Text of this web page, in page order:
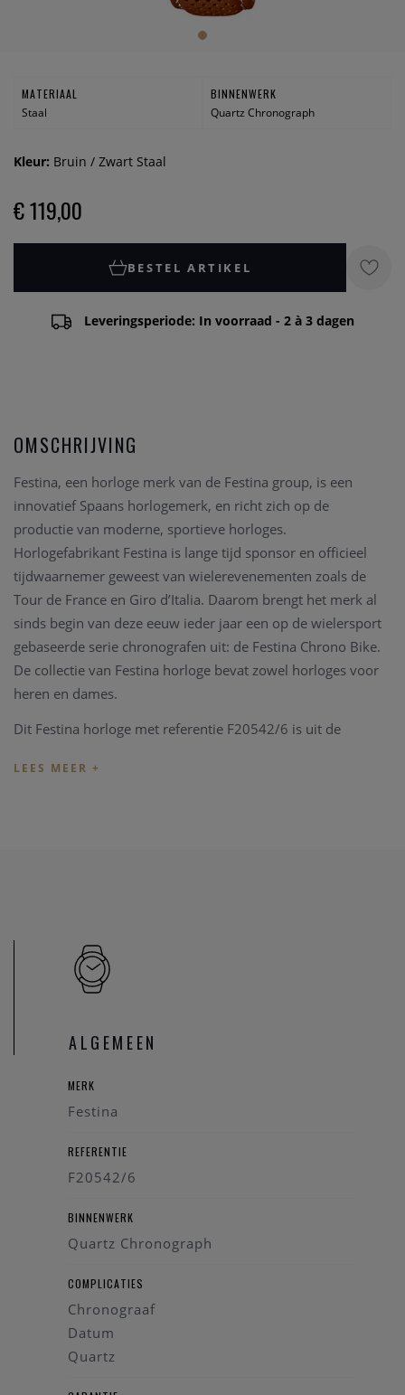
MATERIAAL
Staal
BINNENWERK
Quartz Chronograph
Kleur: Bruin / Zwart Staal
€ 119,00
BESTEL ARTIKEL
Leveringsperiode: In voorraad - 2 à 3 dagen
OMSCHRIJVING
Festina, een horloge merk van de Festina group, is een
innovatief Spaans horlogemerk, en richt zich op de
productie van moderne, sportieve horloges.
Horlogefabrikant Festina is lange tijd sponsor en officieel
tijdwaarnemer geweest van wielerevenementen zoals de
Tour de France en Giro d’Italia. Daarom brengt het merk al
sinds begin van deze eeuw ieder jaar een op de wielersport
gebaseerde serie chronografen uit: de Festina Chrono Bike.
De collectie van Festina horloge bevat zowel horloges voor
heren en dames.
Dit Festina horloge met referentie F20542/6 is uit de
bruin leren band. Het horloge heeft een zwarte wijzerplaat
terecht in ons
horloge hersteldienst waardat alle horloge merken welkom
ALGEMEEN
MERK
Festina
REFERENTIE
F20542/6
BINNENWERK
Quartz Chronograph
COMPLICATIES
Chronograaf
Datum
Quartz